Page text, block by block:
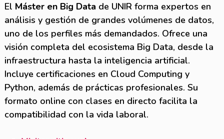
El Máster en Big Data de UNIR forma expertos en
análisis y gestión de grandes volúmenes de datos,
uno de los perfiles más demandados. Ofrece una
visión completa del ecosistema Big Data, desde la
infraestructura hasta la inteligencia artificial.
Incluye certificaciones en Cloud Computing y
Python, además de prácticas profesionales. Su
formato online con clases en directo facilita la
compatibilidad con la vida laboral.